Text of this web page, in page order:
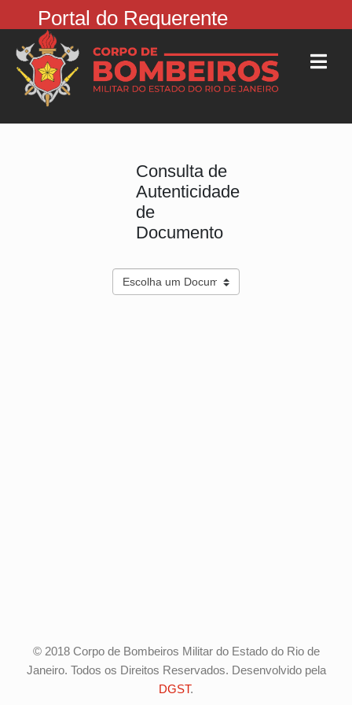
Portal do Requerente
Consulta de
Autenticidade
de
Documento
© 2018 Corpo de Bombeiros Militar do Estado do Rio de
Janeiro. Todos os Direitos Reservados. Desenvolvido pela
DGST.